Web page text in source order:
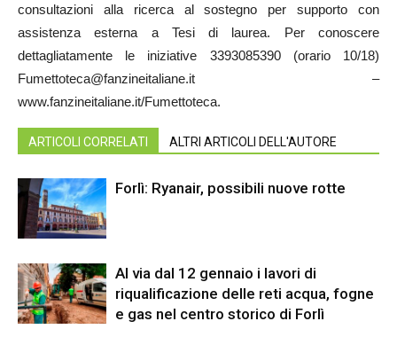
consultazioni alla ricerca al sostegno per supporto con
assistenza esterna a Tesi di laurea. Per conoscere
dettagliatamente le iniziative 3393085390 (orario 10/18)
Fumettoteca@fanzineitaliane.it –
www.fanzineitaliane.it/Fumettoteca.
ARTICOLI CORRELATI ALTRI ARTICOLI DELL'AUTORE
Forlì: Ryanair, possibili nuove rotte
Al via dal 12 gennaio i lavori di
riqualificazione delle reti acqua, fogne
e gas nel centro storico di Forlì